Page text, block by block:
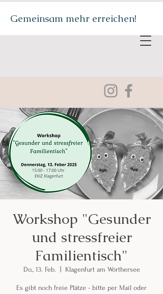
Gemeinsam mehr erreichen!
Workshop "Gesunder
und stressfreier
Familientisch"
Do., 13. Feb. Klagenfurt am Wörthersee
Es gibt noch freie Plätze - bitte per Mail oder